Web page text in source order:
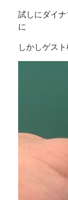
試しにダイ
に
しかしゲス